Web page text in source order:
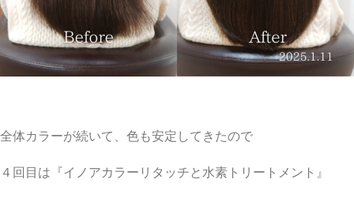
全体カラーが続いて、色も安定してきたので
４回目は『イノアカラーリタッチと水素トリートメント』